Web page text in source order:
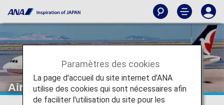
Air Macau
Paramètres des cookies
La page d'accueil du site internet d'ANA
utilise des cookies qui sont nécessaires afin
de faciliter l'utilisation du site pour les